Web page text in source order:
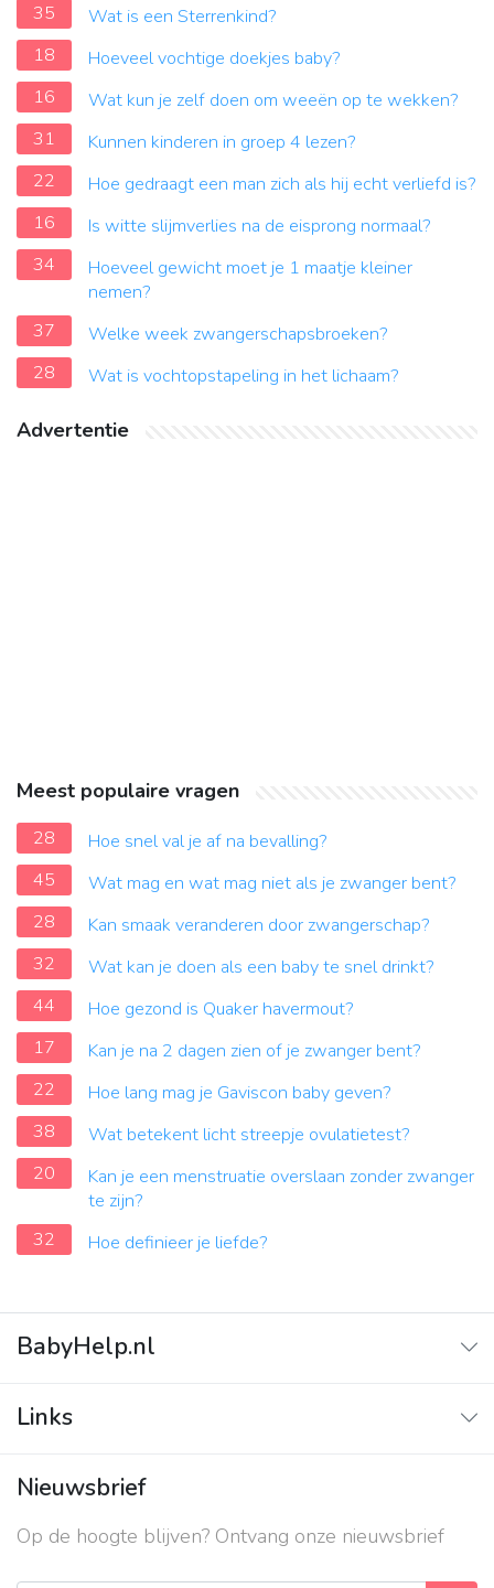
35
Wat is een Sterrenkind?
18
Hoeveel vochtige doekjes baby?
16
Wat kun je zelf doen om weeën op te wekken?
31
Kunnen kinderen in groep 4 lezen?
22
Hoe gedraagt ​​een man zich als hij echt verliefd is?
16
Is witte slijmverlies na de eisprong normaal?
34
Hoeveel gewicht moet je 1 maatje kleiner
nemen?
37
Welke week zwangerschapsbroeken?
28
Wat is vochtopstapeling in het lichaam?
Advertentie
Meest populaire vragen
28
Hoe snel val je af na bevalling?
45
Wat mag en wat mag niet als je zwanger bent?
28
Kan smaak veranderen door zwangerschap?
32
Wat kan je doen als een baby te snel drinkt?
44
Hoe gezond is Quaker havermout?
17
Kan je na 2 dagen zien of je zwanger bent?
22
Hoe lang mag je Gaviscon baby geven?
38
Wat betekent licht streepje ovulatietest?
20
Kan je een menstruatie overslaan zonder zwanger
te zijn?
32
Hoe definieer je liefde?
BabyHelp.nl
Vraag & Antwoord
Links
Contact
Over ons
Privacy beleid
Nieuwsbrief
Op de hoogte blijven? Ontvang onze nieuwsbrief